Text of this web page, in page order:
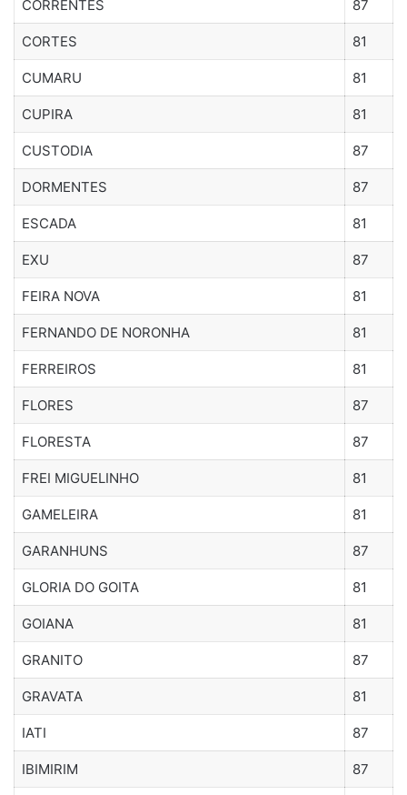
CORRENTES 87
CORTES 81
CUMARU 81
CUPIRA 81
CUSTODIA 87
DORMENTES 87
ESCADA 81
EXU 87
FEIRA NOVA 81
FERNANDO DE NORONHA 81
FERREIROS 81
FLORES 87
FLORESTA 87
FREI MIGUELINHO 81
GAMELEIRA 81
GARANHUNS 87
GLORIA DO GOITA 81
GOIANA 81
GRANITO 87
GRAVATA 81
IATI 87
IBIMIRIM 87